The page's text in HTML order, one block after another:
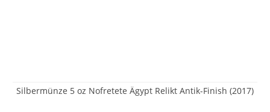
Silbermünze 5 oz Nofretete Ägypt Relikt Antik-Finish (2017)